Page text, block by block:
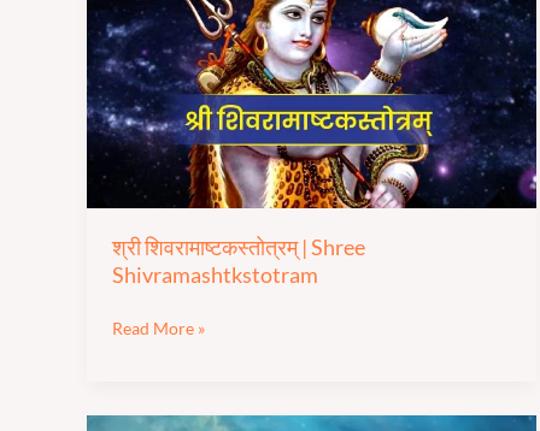
श्री शिवरामाष्टकस्तोत्रम् | Shree
Shivramashtkstotram
Shivramashtkstotram
Read More »